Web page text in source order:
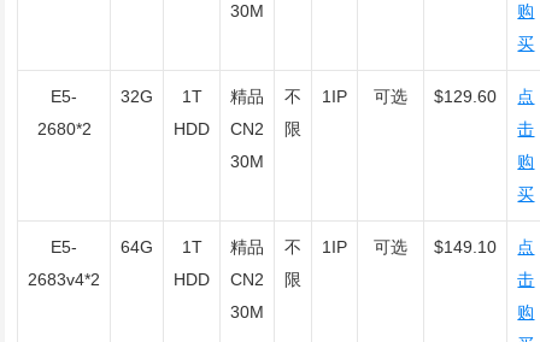
30M
购
买
E5-
2680*2
32G
1T
HDD
精品
CN2
30M
不
限
1IP 可选 $129.60
点
击
购
买
E5-
2683v4*2
64G
1T
HDD
精品
CN2
30M
不
限
1IP 可选 $149.10
点
击
购